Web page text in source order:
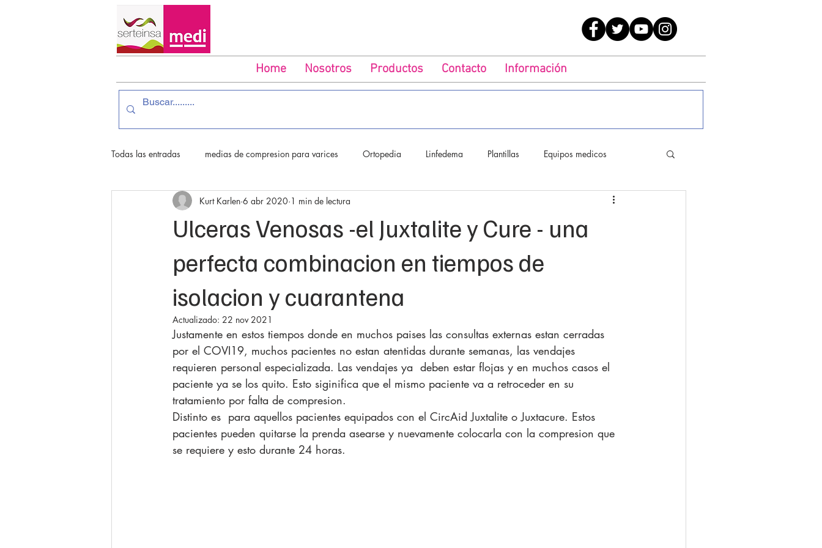
Home Nosotros Productos Contacto Información
Todas las entradas medias de compresion para varices Ortopedia Linfedema Plantillas Equipos medicos
medias para diabetico Ulcera Venosa Embarazadas
Ulceras Venosas -el Juxtalite y Cure - una
perfecta combinacion en tiempos de
isolacion y cuarantena
Kurt Karlen 6 abr 2020 1 min de lectura
Actualizado: 22 nov 2021
Justamente en estos tiempos donde en muchos paises las consultas externas estan cerradas
por el COVI19, muchos pacientes no estan atentidas durante semanas, las vendajes
requieren personal especializada. Las vendajes ya  deben estar flojas y en muchos casos el
paciente ya se los quito. Esto siginifica que el mismo paciente va a retroceder en su
tratamiento por falta de compresion.
Distinto es  para aquellos pacientes equipados con el CircAid Juxtalite o Juxtacure. Estos
pacientes pueden quitarse la prenda asearse y nuevamente colocarla con la compresion que
se requiere y esto durante 24 horas.